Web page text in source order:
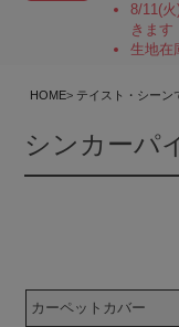
8/11(
きます
生地在
HOME テイスト・シーン
シンカーパ
カーペットカバー